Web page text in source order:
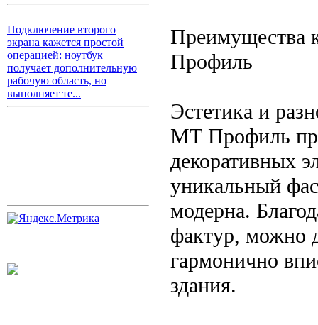
Подключение второго
экрана кажется простой
операцией: ноутбук
получает дополнительную
рабочую область, но
выполняет те...
Преимущества
Профиль
Эстетика и
МТ Профиль
декоративных
уникальный
модерна.
фактур, можно
гармонично
здания.